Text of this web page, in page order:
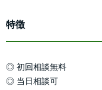
特徴
◎ 初回相談無料
◎ 当日相談可